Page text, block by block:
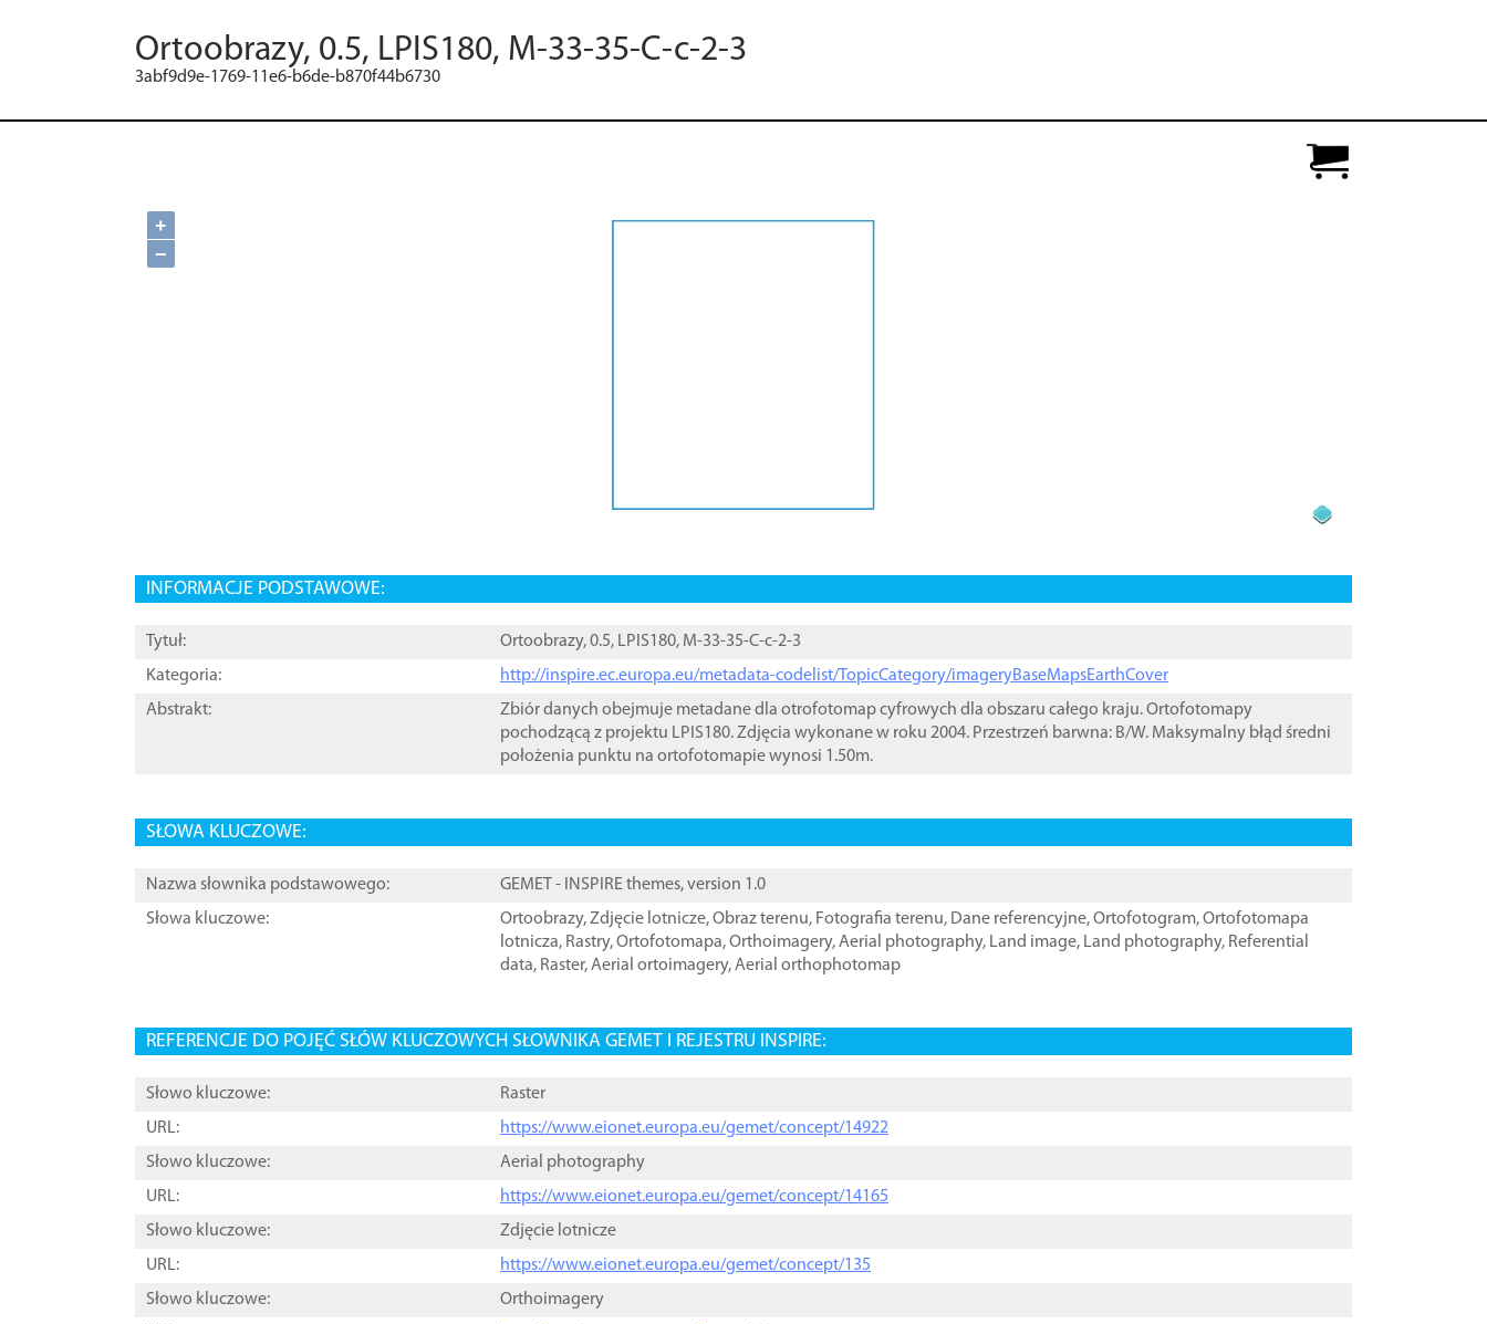
Ortoobrazy, 0.5, LPIS180, M-33-35-C-c-2-3
3abf9d9e-1769-11e6-b6de-b870f44b6730
+
−
INFORMACJE PODSTAWOWE:
Tytuł:
Ortoobrazy, 0.5, LPIS180, M-33-35-C-c-2-3
Kategoria:
http://inspire.ec.europa.eu/metadata-codelist/TopicCategory/imageryBaseMapsEarthCover
Abstrakt:
Zbiór danych obejmuje metadane dla otrofotomap cyfrowych dla obszaru całego kraju. Ortofotomapy
pochodzącą z projektu LPIS180. Zdjęcia wykonane w roku 2004. Przestrzeń barwna: B/W. Maksymalny błąd średni
położenia punktu na ortofotomapie wynosi 1.50m.
SŁOWA KLUCZOWE:
Nazwa słownika podstawowego:
GEMET - INSPIRE themes, version 1.0
Słowa kluczowe:
Ortoobrazy,Zdjęcie lotnicze,Obraz terenu, Fotografia terenu, Dane referencyjne,Ortofotogram,Ortofotomapa
lotnicza, Rastry,Ortofotomapa,Orthoimagery,Aerial photography, Land image, Land photography, Referential
data, Raster,Aerial ortoimagery,Aerial orthophotomap
REFERENCJE DO POJĘĆ SŁÓW KLUCZOWYCH SŁOWNIKA GEMET I REJESTRU INSPIRE:
Słowo kluczowe:
Raster
URL:
https://www.eionet.europa.eu/gemet/concept/14922
Słowo kluczowe:
Aerial photography
URL:
https://www.eionet.europa.eu/gemet/concept/14165
Słowo kluczowe:
Zdjęcie lotnicze
URL:
https://www.eionet.europa.eu/gemet/concept/135
Słowo kluczowe:
Orthoimagery